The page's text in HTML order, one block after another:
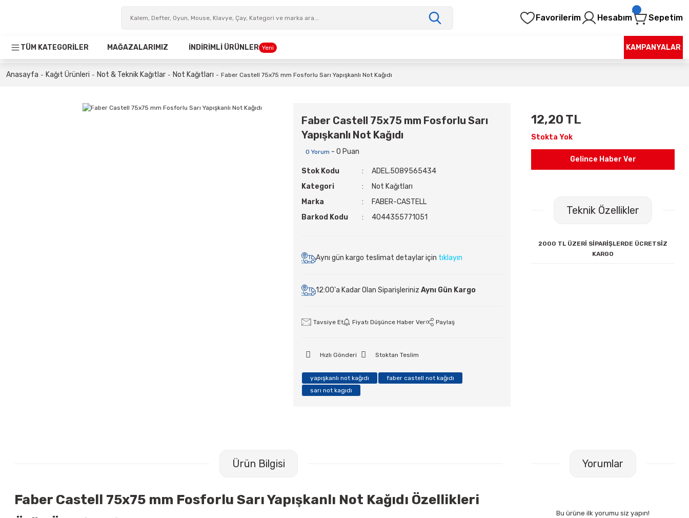
Favorilerim Hesabım Sepetim
TÜM KATEGORİLER MAĞAZALARIMIZ İNDİRİMLİ ÜRÜNLER Yeni KAMPANYALAR
Anasayfa Kağıt Ürünleri Not & Teknik Kağıtlar Not Kağıtları Faber Castell 75x75 mm Fosforlu Sarı Yapışkanlı Not Kağıdı
Faber Castell 75x75 mm Fosforlu Sarı
Yapışkanlı Not Kağıdı
0 Yorum - 0 Puan
Stok Kodu
ADEL.5089565434
Kategori
Not Kağıtları
Marka
FABER-CASTELL
Barkod Kodu
4044355771051
Aynı gün kargo teslimat detaylar için tıklayın
12:00'a Kadar Olan Siparişleriniz Aynı Gün Kargo
Tavsiye Et Fiyatı Düşünce Haber Ver Paylaş
Hızlı Gönderi Stoktan Teslim
yapışkanlı not kağıdı
faber castell not kağıdı
sarı not kagıdı
12,20 TL
Stokta Yok
Gelince Haber Ver
Teknik Özellikler
2000 TL ÜZERİ SİPARİŞLERDE ÜCRETSİZ
KARGO
Ürün Bilgisi
Faber Castell 75x75 mm Fosforlu Sarı Yapışkanlı Not Kağıdı Özellikleri
Yorumlar
Bu ürüne ilk yorumu siz yapın!